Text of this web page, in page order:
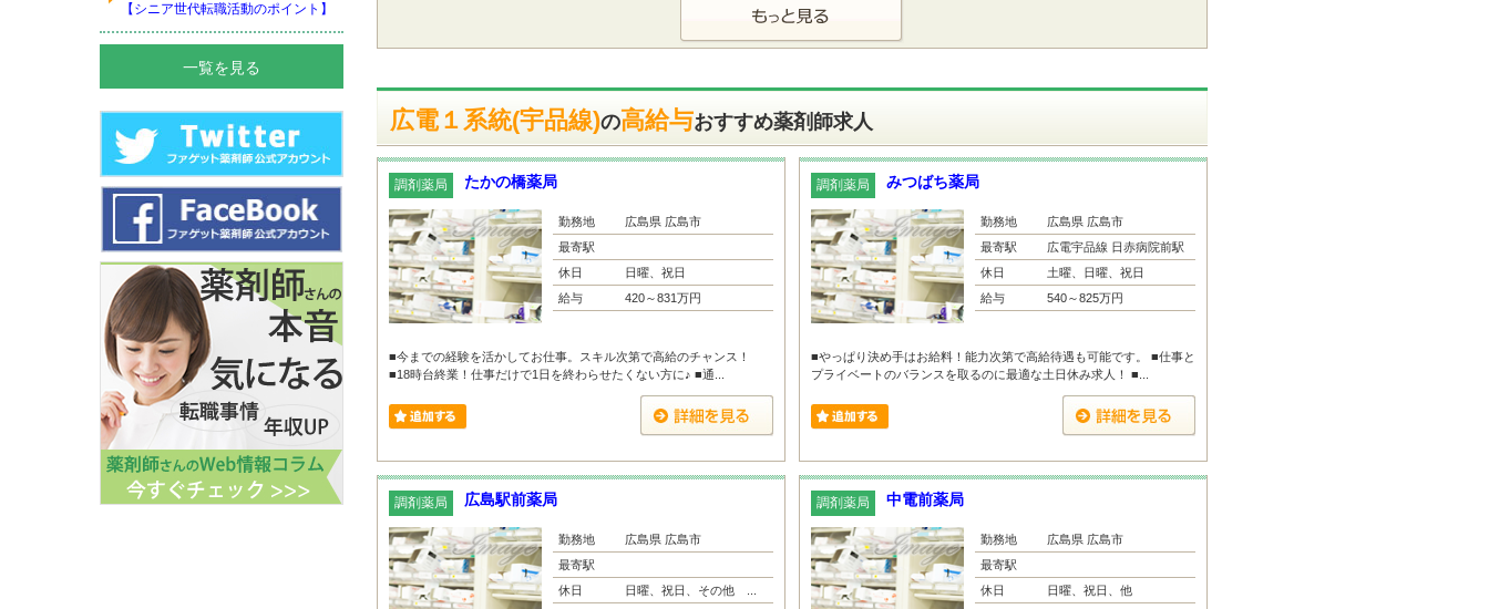
【シニア世代転職活動のポイント】
一覧を見る
広電１系統(宇品線)の高給与おすすめ薬剤師求人
調剤薬局 たかの橋薬局
勤務地
広島県 広島市
最寄駅
休日
日曜、祝日
給与
420～831万円
■今までの経験を活かしてお仕事。スキル次第で高給のチャンス！
■18時台終業！仕事だけで1日を終わらせたくない方に♪ ■通...
調剤薬局 みつばち薬局
勤務地
広島県 広島市
最寄駅
広電宇品線 日赤病院前駅
休日
土曜、日曜、祝日
給与
540～825万円
■やっぱり決め手はお給料！能力次第で高給待遇も可能です。 ■仕事と
プライベートのバランスを取るのに最適な土日休み求人！ ■...
調剤薬局 広島駅前薬局
勤務地
広島県 広島市
最寄駅
休日
日曜、祝日、その他 ...
調剤薬局 中電前薬局
勤務地
広島県 広島市
最寄駅
休日
日曜、祝日、他